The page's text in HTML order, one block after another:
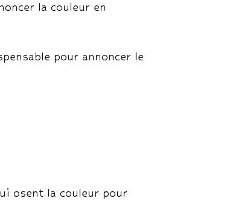
la couleur en
pour annoncer le
osent la couleur pour